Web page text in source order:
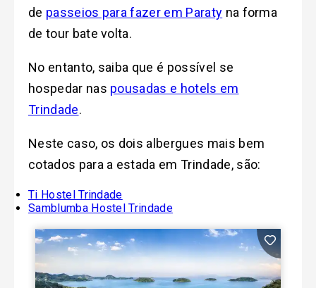
de passeios para fazer em Paraty na forma
de tour bate volta.
No entanto, saiba que é possível se
hospedar nas pousadas e hotels em
Trindade.
Neste caso, os dois albergues mais bem
cotados para a estada em Trindade, são:
Ti Hostel Trindade
Samblumba Hostel Trindade